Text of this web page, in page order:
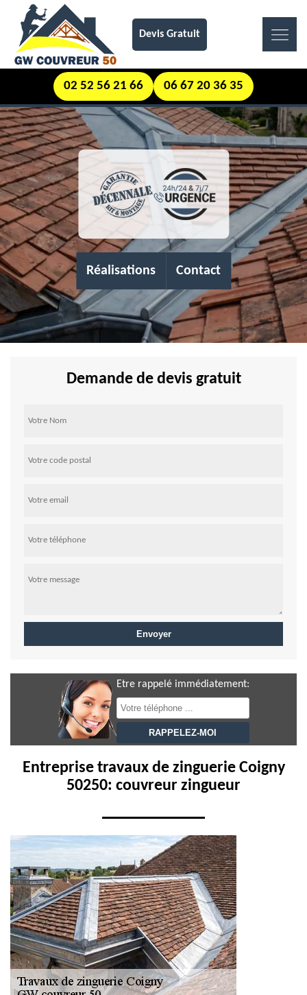
Devis Gratuit
02 52 56 21 66 06 67 20 36 35
Réalisations Contact
Demande de devis gratuit
Etre rappelé immédiatement:
Entreprise travaux de zinguerie Coigny
50250: couvreur zingueur